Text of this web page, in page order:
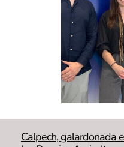
Calpech, galardonada